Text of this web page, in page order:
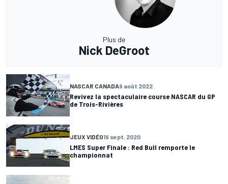
Plus de
Nick DeGroot
NASCAR CANADA9 août 2022
Revivez la spectaculaire course NASCAR du GP
de Trois-Rivières
JEUX VIDÉO19 sept. 2020
LMES Super Finale : Red Bull remporte le
championnat